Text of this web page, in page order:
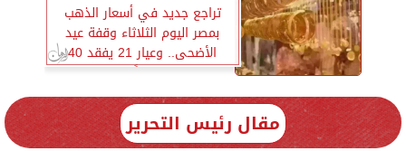
تراجع جديد في أسعار الذهب
بمصر اليوم الثلاثاء وقفة عيد
الأضحى.. وعيار 21 يفقد 40
جنيهًا
مقال رئيس التحرير